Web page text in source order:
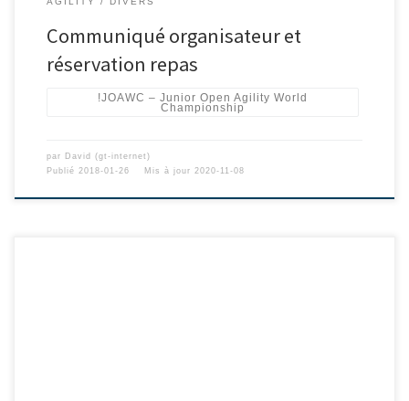
Communiqué organisateur et
réservation repas
!JOAWC – Junior Open Agility World
Championship
par David (gt-internet)
Publié 2018-01-26 Mis à jour 2020-11-08